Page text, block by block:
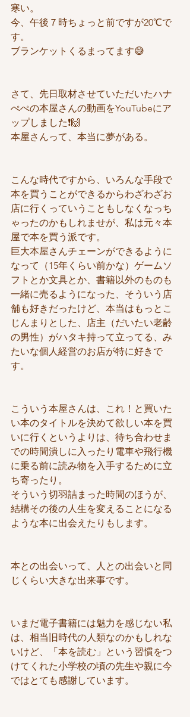
寒い。
今、午後７時ちょっと前ですが20℃で
す。
ブランケットくるまってます😅
さて、先日取材させていただいたハナ
ぺぺの本屋さんの動画をYouTubeにア
ップしました❗️🙌
本屋さんって、本当に夢がある。
こんな時代ですから、いろんな手段で
本を買うことができるからわざわざお
店に行くっていうこともしなくなっち
ゃったのかもしれませが、私は元々本
屋で本を買う派です。
巨大本屋さんチェーンができるように
なって（15年くらい前かな）ゲームソ
フトとか文具とか、書籍以外のものも
一緒に売るようになった、そういう店
舗も好きだったけど、本当はもっとこ
じんまりとした、店主（だいたい老齢
の男性）がハタキ持って立ってる、み
たいな個人経営のお店が特に好きで
す。
こういう本屋さんは、これ！と買いた
い本のタイトルを決めて欲しい本を買
いに行くというよりは、待ち合わせま
での時間潰しに入ったり電車や飛行機
に乗る前に読み物を入手するために立
ち寄ったり。
そういう切羽詰まった時間のほうが、
結構その後の人生を変えることになる
ような本に出会えたりもします。
本との出会いって、人との出会いと同
じくらい大きな出来事です。
いまだ電子書籍には魅力を感じない私
は、相当旧時代の人類なのかもしれな
いけど、「本を読む」という習慣をつ
けてくれた小学校の頃の先生や親に今
ではとても感謝しています。